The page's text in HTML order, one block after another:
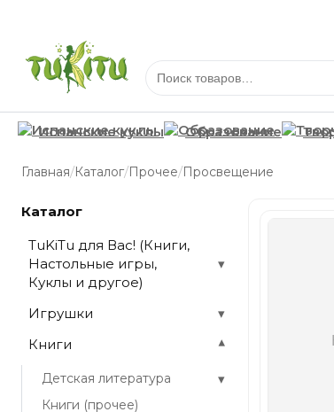
Испанские куклы Образование
Главная/Каталог/Прочее/Просвещение
Каталог
TuKiTu для Вас! (Книги,
Настольные игры,
Куклы и другое)
▾
Игрушки
▾
Книги
▾
Детская литература ▾
Книги (прочее)